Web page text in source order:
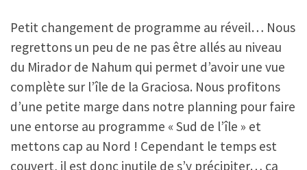
Petit changement de programme au réveil… Nous
regrettons un peu de ne pas être allés au niveau
du Mirador de Nahum qui permet d’avoir une vue
complète sur l’île de la Graciosa. Nous profitons
d’une petite marge dans notre planning pour faire
une entorse au programme « Sud de l’île » et
mettons cap au Nord ! Cependant le temps est
couvert, il est donc inutile de s’y précipiter… ça